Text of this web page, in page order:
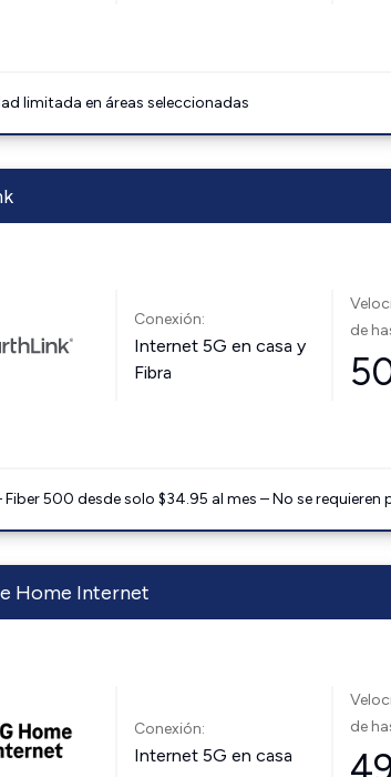
limitada en áreas seleccionadas
Conexión:
Internet 5G en casa y
Fibra
de
Fiber 500 desde solo $34.95 al mes – No se
Home Internet
Conexión:
Internet 5G en casa
de